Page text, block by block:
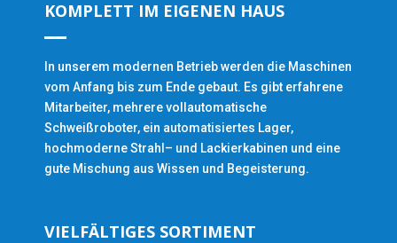
KOMPLETT IM EIGENEN HAUS
In unserem modernen Betrieb werden die Maschinen
vom Anfang bis zum Ende gebaut. Es gibt erfahrene
Mitarbeiter, mehrere vollautomatische
Schweißroboter, ein automatisiertes Lager,
hochmoderne Strahl– und Lackierkabinen und eine
gute Mischung aus Wissen und Begeisterung.
VIELFÄLTIGES SORTIMENT